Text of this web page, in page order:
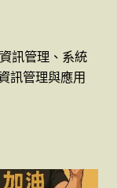
訊管理、系統
訊管理與應用